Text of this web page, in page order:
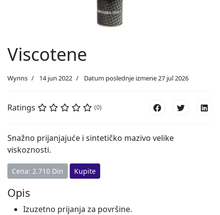
Viscotene
Wynns 14 jun 2022 Datum poslednje izmene 27 jul 2026
Ratings (0)
Snažno prijanjajuće i sintetičko mazivo velike
viskoznosti.
Cena: 2.710 Din Kupite
Opis
Izuzetno prijanja za površine.